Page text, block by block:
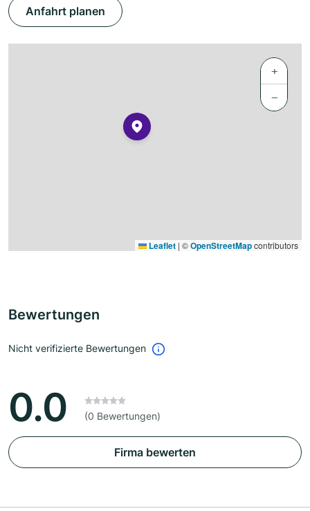
Anfahrt planen
+
−
Leaflet | ©OpenStreetMapcontributors
Bewertungen
Nicht verifizierte Bewertungen
0.0 (0 Bewertungen)
Firma bewerten